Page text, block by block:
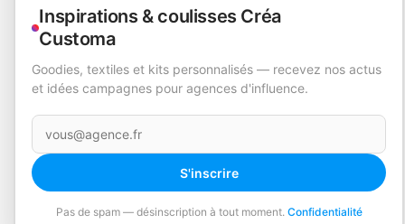
Inspirations & coulisses Créa
Customa
Goodies, textiles et kits personnalisés — recevez nos actus
et idées campagnes pour agences d'influence.
Votre e-mail
S'inscrire
Pas de spam — désinscription à tout moment. Confidentialité